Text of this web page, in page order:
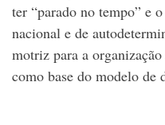
ter “parado no tempo” e
nacional e de
motriz para a
como base do modelo de